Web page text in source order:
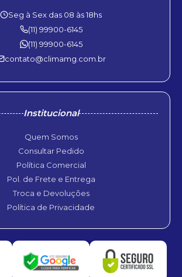
Seg à Sex das 08 às 18hs
(11) 99900-6145
(11) 99900-6145
contato@climamg.com.br
Institucional
Quem Somos
Consultar Pedido
Política Comercial
Pol. de Frete e Entrega
Troca e Devoluções
Política de Privacidade